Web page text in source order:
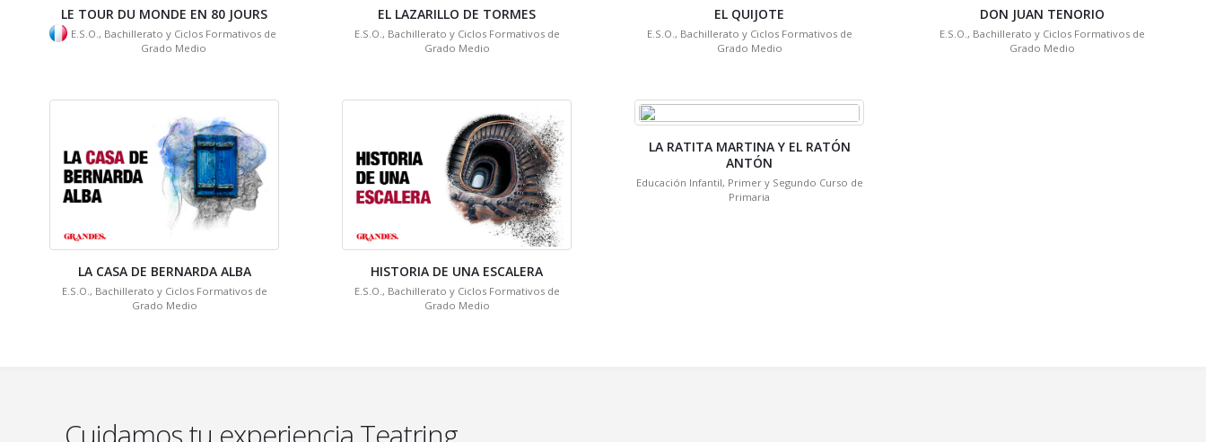
LE TOUR DU MONDE EN 80 JOURS
E.S.O., Bachillerato y Ciclos Formativos de
Grado Medio
EL LAZARILLO DE TORMES
E.S.O., Bachillerato y Ciclos Formativos de
Grado Medio
EL QUIJOTE
E.S.O., Bachillerato y Ciclos Formativos de
Grado Medio
DON JUAN TENORIO
E.S.O., Bachillerato y Ciclos Formativos de
Grado Medio
LA CASA DE BERNARDA ALBA
E.S.O., Bachillerato y Ciclos Formativos de
Grado Medio
HISTORIA DE UNA ESCALERA
E.S.O., Bachillerato y Ciclos Formativos de
Grado Medio
LA RATITA MARTINA Y EL RATÓN
ANTÓN
Educación Infantil, Primer y Segundo Curso de
Primaria